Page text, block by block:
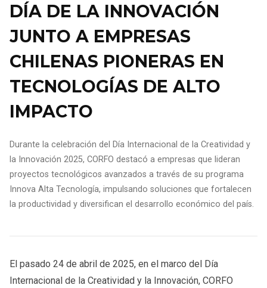
DÍA DE LA INNOVACIÓN
JUNTO A EMPRESAS
CHILENAS PIONERAS EN
TECNOLOGÍAS DE ALTO
IMPACTO
Durante la celebración del Día Internacional de la Creatividad y
la Innovación 2025, CORFO destacó a empresas que lideran
proyectos tecnológicos avanzados a través de su programa
Innova Alta Tecnología, impulsando soluciones que fortalecen
la productividad y diversifican el desarrollo económico del país.
El pasado 24 de abril de 2025, en el marco del Día
Internacional de la Creatividad y la Innovación, CORFO